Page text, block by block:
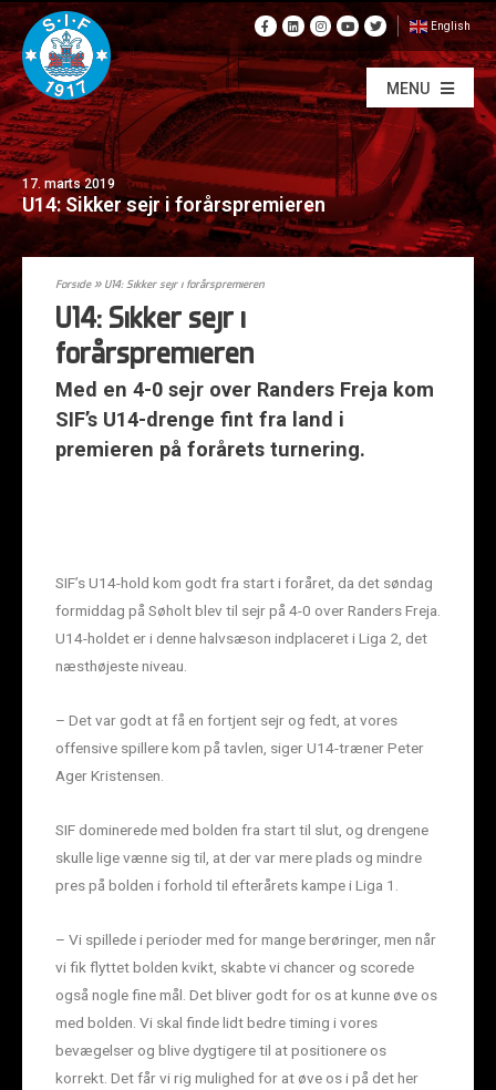
English
MENU
17. marts 2019
U14: Sikker sejr i forårspremieren
Forside» U14: Sikker sejr i forårspremieren
U14: Sikker sejr i
forårspremieren
Med en 4-0 sejr over Randers Freja kom
SIF’s U14-drenge fint fra land i
premieren på forårets turnering.
SIF’s U14-hold kom godt fra start i foråret, da det søndag
formiddag på Søholt blev til sejr på 4-0 over Randers Freja.
U14-holdet er i denne halvsæson indplaceret i Liga 2, det
næsthøjeste niveau.
– Det var godt at få en fortjent sejr og fedt, at vores
offensive spillere kom på tavlen, siger U14-træner Peter
Ager Kristensen.
SIF dominerede med bolden fra start til slut, og drengene
skulle lige vænne sig til, at der var mere plads og mindre
pres på bolden i forhold til efterårets kampe i Liga 1.
– Vi spillede i perioder med for mange berøringer, men når
vi fik flyttet bolden kvikt, skabte vi chancer og scorede
også nogle fine mål. Det bliver godt for os at kunne øve os
med bolden. Vi skal finde lidt bedre timing i vores
bevægelser og blive dygtigere til at positionere os
korrekt. Det får vi rig mulighed for at øve os i på det her